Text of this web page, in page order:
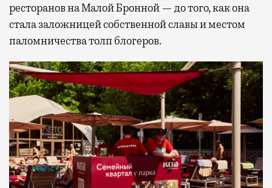
ресторанов на Малой Бронной — до того, как она
стала заложницей собственной славы и местом
паломничества толп блогеров.